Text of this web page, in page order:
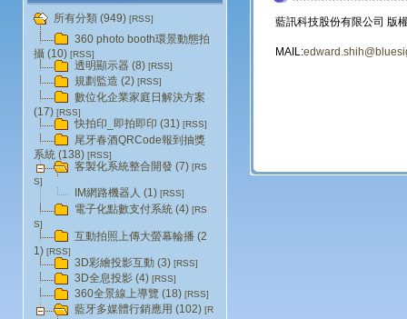
藍訊科技股份有限公司
MAIL:
所有分類 (949) [RSS]
360 photo booth環景動態拍
攝 (10) [RSS]
透明顯示器 (8) [RSS]
規劃監造 (2) [RSS]
數位化企業家庭日解決方案
(17) [RSS]
快拍印_即拍即印 (31) [RSS]
尾牙春酒QRCode報到抽獎
系統 (138) [RSS]
客製化系統整合開發 (7) [RS
S]
IM網路機器人 (1) [RSS]
電子化點數支付系統 (4) [RS
S]
互動拍照上傳大螢幕輪播 (2
1) [RSS]
3D彩繪投影互動 (3) [RSS]
3D全息投影 (4) [RSS]
360全景線上導覽 (18) [RSS]
藍牙多媒體行銷應用 (102) [R